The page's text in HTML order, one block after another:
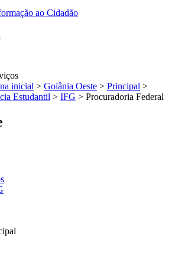
ao Cidadão
inicial > Goiânia Oeste > Principal >
Estudantil > IFG > Procuradoria Federal